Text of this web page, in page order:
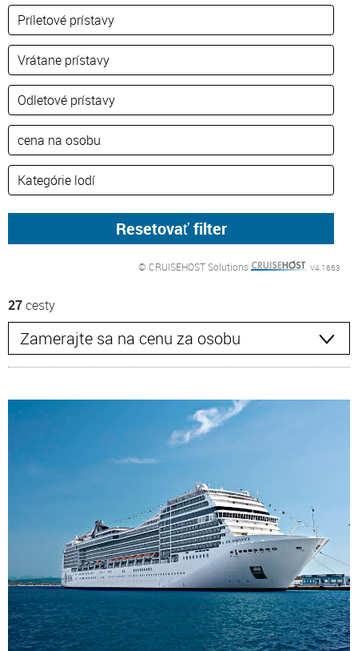
© CRUISEHOST Solutions V4.1663
27cesty